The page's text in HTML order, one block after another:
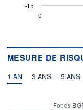
-15
0
MESURE DE
1 AN 3 ANS 5 ANS
Fonds